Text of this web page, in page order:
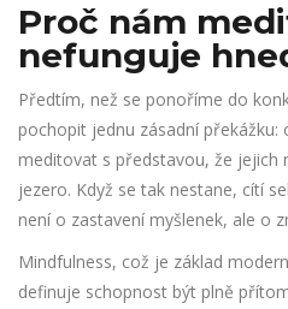
Proč nám
nefunguje
Předtím, než se ponoříme do
pochopit jednu zásadní překážku:
meditovat s představou, že jejich
jezero. Když se tak nestane, cítí
není o zastavení myšlenek, ale o
Mindfulness, což je základ
definuje schopnost být plně